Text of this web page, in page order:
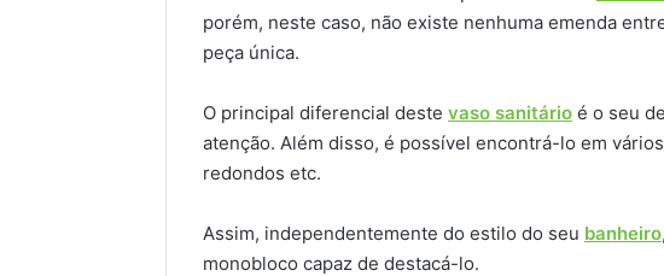
porém, neste caso, não existe nenhuma emenda
peça única.
O principal diferencial deste vaso sanitário é o seu
atenção. Além disso, é possível encontrá-lo em
redondos etc.
Assim, independentemente do estilo do seu banheiro
monobloco capaz de destacá-lo.